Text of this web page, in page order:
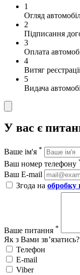
1
Огляд
2
Підписання
3
Оплата
4
Витяг
5
Видача
У вас є
Ваше ім'я *
Ваш номер телефону
Ваш E-mail
Згода на обробку
Ваше питання *
Як з Вами зв’язатись?
Телефон
E-mail
Viber